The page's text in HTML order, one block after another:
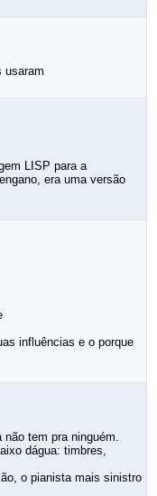
usaram
LISP para a
era uma versão
influências e o porque
não tem pra ninguém.
dágua: timbres,
o pianista mais sinistro